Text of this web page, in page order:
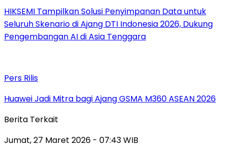
HIKSEMI Tampilkan Solusi Penyimpanan Data untuk
Seluruh Skenario di Ajang DTI Indonesia 2026, Dukung
Pengembangan AI di Asia Tenggara
Pers Rilis
Huawei Jadi Mitra bagi Ajang GSMA M360 ASEAN 2026
Berita Terkait
Jumat, 27 Maret 2026 - 07:43 WIB